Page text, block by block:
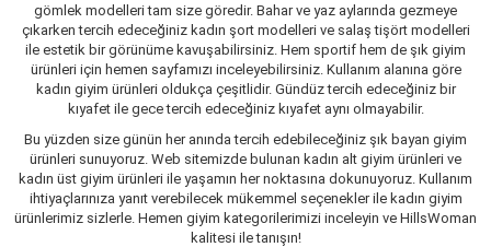
gömlek modelleri tam size göredir. Bahar ve yaz aylarında gezmeye
çıkarken tercih edeceğiniz kadın şort modelleri ve salaş tişört modelleri
ile estetik bir görünüme kavuşabilirsiniz. Hem sportif hem de şık giyim
ürünleri için hemen sayfamızı inceleyebilirsiniz. Kullanım alanına göre
kadın giyim ürünleri oldukça çeşitlidir. Gündüz tercih edeceğiniz bir
kıyafet ile gece tercih edeceğiniz kıyafet aynı olmayabilir.
Bu yüzden size günün her anında tercih edebileceğiniz şık bayan giyim
ürünleri sunuyoruz. Web sitemizde bulunan kadın alt giyim ürünleri ve
kadın üst giyim ürünleri ile yaşamın her noktasına dokunuyoruz. Kullanım
ihtiyaçlarınıza yanıt verebilecek mükemmel seçenekler ile kadın giyim
ürünlerimiz sizlerle. Hemen giyim kategorilerimizi inceleyin ve HillsWoman
kalitesi ile tanışın!